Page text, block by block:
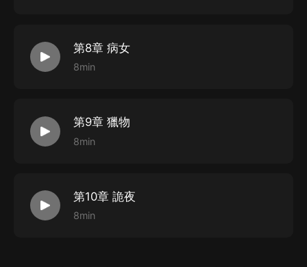
第8章 病女
8min
第9章 獵物
8min
第10章 詭夜
8min